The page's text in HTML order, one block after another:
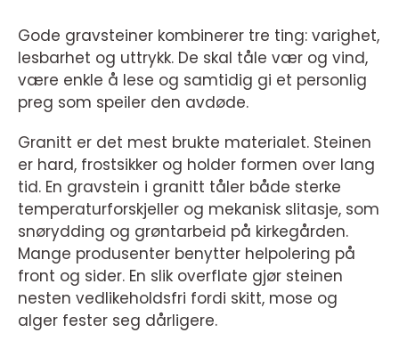
Gode gravsteiner kombinerer tre ting: varighet,
lesbarhet og uttrykk. De skal tåle vær og vind,
være enkle å lese og samtidig gi et personlig
preg som speiler den avdøde.
Granitt er det mest brukte materialet. Steinen
er hard, frostsikker og holder formen over lang
tid. En gravstein i granitt tåler både sterke
temperaturforskjeller og mekanisk slitasje, som
snørydding og grøntarbeid på kirkegården.
Mange produsenter benytter helpolering på
front og sider. En slik overflate gjør steinen
nesten vedlikeholdsfri fordi skitt, mose og
alger fester seg dårligere.